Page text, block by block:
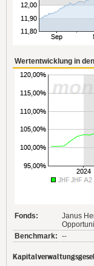
Wertentwicklung in
Fonds:
Janus
Benchmark: --